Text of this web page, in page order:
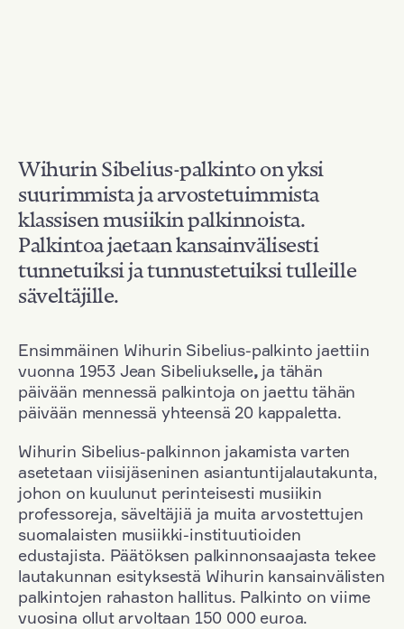
Wihurin Sibelius-palkinto on yksi
suurimmista ja arvostetuimmista
klassisen musiikin palkinnoista.
Palkintoa jaetaan kansainvälisesti
tunnetuiksi ja tunnustetuiksi tulleille
säveltäjille.
Ensimmäinen Wihurin Sibelius-palkinto jaettiin
vuonna 1953 Jean Sibeliukselle, ja tähän
päivään mennessä palkintoja on jaettu tähän
päivään mennessä yhteensä 20 kappaletta.
Wihurin Sibelius-palkinnon jakamista varten
asetetaan viisijäseninen asiantuntijalautakunta,
johon on kuulunut perinteisesti musiikin
professoreja, säveltäjiä ja muita arvostettujen
suomalaisten musiikki-instituutioiden
edustajista. Päätöksen palkinnonsaajasta tekee
lautakunnan esityksestä Wihurin kansainvälisten
palkintojen rahaston hallitus. Palkinto on viime
vuosina ollut arvoltaan 150 000 euroa.